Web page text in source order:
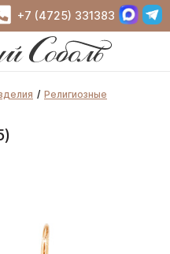
+7 (4725) 331383
Религиозные